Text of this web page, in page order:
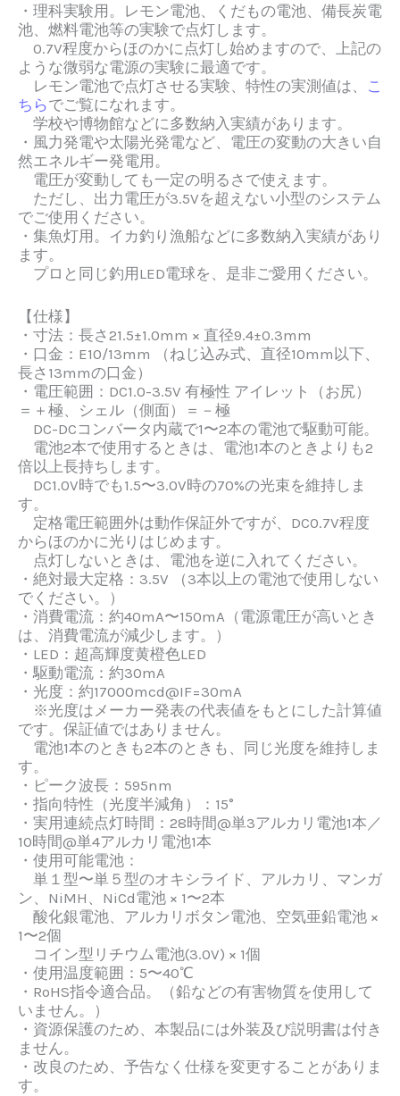
・理科実験用。 レモン電池、くだもの電池、備長炭電
池、燃料電池等の実験で点灯します。
0.7V程度からほのかに点灯し始めますので、上記の
ような微弱な電源の実験に最適です。
レモン電池で点灯させる実験、特性の実測値は、 こ
ちらでご覧になれます。
学校や博物館などに多数納入実績があります。
・風力発電や太陽光発電など、電圧の変動の大きい自
然エネルギー発電用。
電圧が変動しても一定の明るさで使えます。
ただし、出力電圧が3.5Vを超えない小型のシステム
でご使用ください。
・集魚灯用。 イカ釣り漁船などに多数納入実績があり
ます。
プロと同じ釣用LED電球を、是非ご愛用ください。
【仕様】
・寸法：長さ21.5±1.0mm × 直径9.4±0.3mm
・口金：E10/13mm （ねじ込み式、直径10mm以下、
長さ13mmの口金）
・電圧範囲：DC1.0-3.5V 有極性 アイレット（お尻）
＝＋極、 シェル（側面）＝－極
DC-DCコンバータ内蔵で1〜2本の電池で駆動可能。
電池2本で使用するときは、電池1本のときよりも2
倍以上長持ちします。
DC1.0V時でも1.5〜3.0V時の70%の光束を維持しま
す。
定格電圧範囲外は動作保証外ですが、DC0.7V程度
からほのかに光りはじめます。
点灯しないときは、電池を逆に入れてください。
・絶対最大定格：3.5V
（3本以上の電池で使用しない
でください。）
・消費電流：約40mA〜150mA（電源電圧が高いとき
は、消費電流が減少します。）
・LED：超高輝度黄橙色LED
・駆動電流：約30mA
・ 光度：約17000mcd@IF=30mA
※光度はメーカー発表の代表値をもとにした計算値
です。保証値ではありません。
電池1本のときも2本のときも、同じ光度を維持しま
す。
・ピーク波長：595nm
・指向特性（光度半減角）：15°
・実用連続点灯時間：28時間@単3アルカリ電池1本／
10時間@単4アルカリ電池1本
・使用可能電池：
単１型〜単５型のオキシライド、アルカリ、マンガ
ン、NiMH、NiCd電池 × 1〜2本
酸化銀電池、アルカリボタン電池、空気亜鉛電池 ×
1〜2個
コイン型リチウム電池(3.0V) × 1個
・使用温度範囲：5〜40℃
・ RoHS指令適合品。（鉛などの有害物質を使用して
いません。）
・ 資源保護のため、本製品には外装及び説明書は付き
ません。
・改良のため、予告なく仕様を変更することがありま
す。